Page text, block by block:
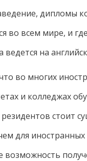
дипломы
во всем мире, и
ведется на
во многих
и колледжах
стоит
для иностранных
возможность